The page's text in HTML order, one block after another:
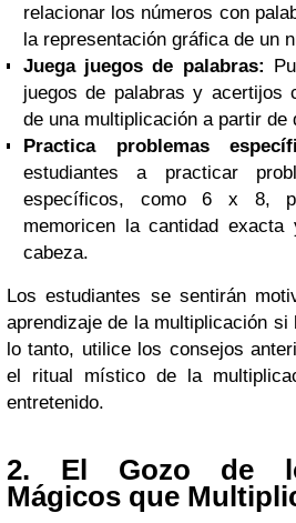
relacionar los números con
la representación gráfica de un
Juega juegos de palabras:
juegos de palabras y acertijos
de una multiplicación a partir de
Practica problemas
estudiantes a practicar
específicos, como 6 x 8,
memoricen la cantidad
cabeza.
Los estudiantes se sentirán
aprendizaje de la multiplicación si
lo tanto, utilice los consejos
el ritual místico de la
entretenido.
2. El Gozo de
Mágicos que